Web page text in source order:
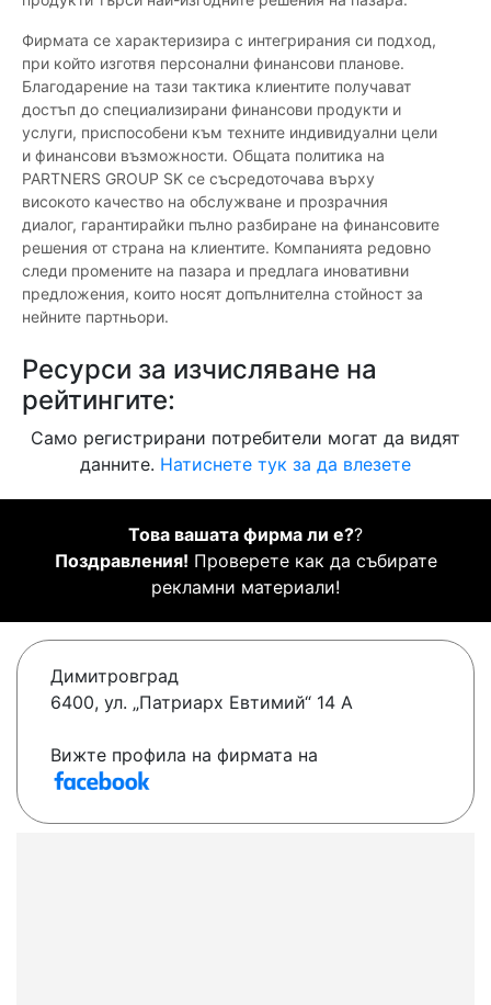
Фирмата се характеризира с интегрирания си подход,
при който изготвя персонални финансови планове.
Благодарение на тази тактика клиентите получават
достъп до специализирани финансови продукти и
услуги, приспособени към техните индивидуални цели
и финансови възможности. Общата политика на
PARTNERS GROUP SK се съсредоточава върху
високото качество на обслужване и прозрачния
диалог, гарантирайки пълно разбиране на финансовите
решения от страна на клиентите. Компанията редовно
следи промените на пазара и предлага иновативни
предложения, които носят допълнителна стойност за
нейните партньори.
Ресурси за изчисляване на
рейтингите:
Само регистрирани потребители могат да видят
данните. Натиснете тук за да влезете
Това вашата фирма ли е??
Поздравления! Проверете как да събирате
рекламни материали!
Димитровград
6400, ул. „Патриарх Евтимий“ 14 А
Вижте профила на фирмата на